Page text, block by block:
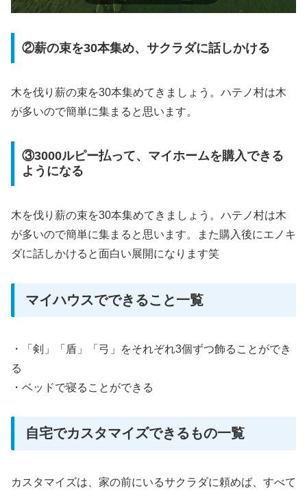
②薪の束を30本集め、サクラダに話しかける
木を伐り薪の束を30本集めてきましょう。ハテノ村は木
が多いので簡単に集まると思います。
③3000ルピー払って、マイホームを購入できる
ようになる
木を伐り薪の束を30本集めてきましょう。ハテノ村は木
が多いので簡単に集まると思います。また購入後にエノキ
ダに話しかけると面白い展開になります笑
マイハウスでできること一覧
・「剣」「盾」「弓」をそれぞれ3個ずつ飾ることができ
る
・ベッドで寝ることができる
自宅でカスタマイズできるもの一覧
カスタマイズは、家の前にいるサクラダに頼めば、すべて